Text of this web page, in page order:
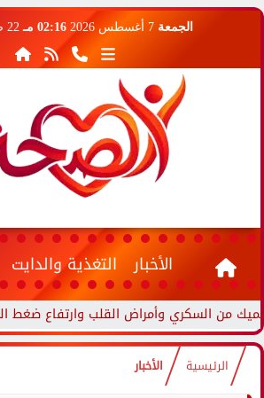
الجمعة 7 أغسطس 2026 02:16 مـ 22 صفر 1448
الأخبار التغذية والدايت
الرئيسية الأخبار